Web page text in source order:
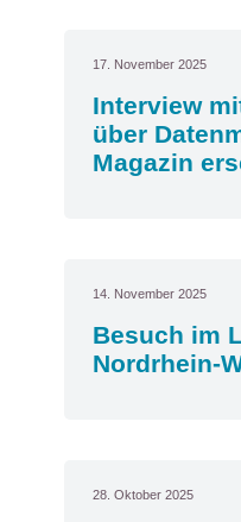
17. November 2025
Interview
über
Magazin
14. November 2025
Besuch im
Nordrhein-
28. Oktober 2025